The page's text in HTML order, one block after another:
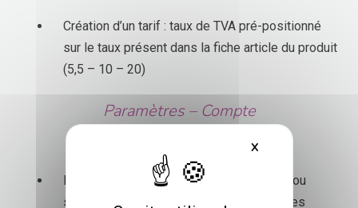
X
Création d’un tarif : taux de TVA pré-positionné
sur le taux présent dans la fiche article du produit
(5,5 – 10 – 20)
Paramètres – Compte
Plan comptable : verrouillage de l’édition ou
suppression d’un compte comptable si des